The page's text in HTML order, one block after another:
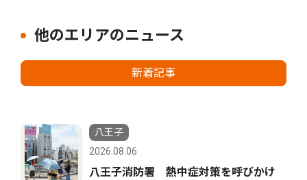
他のエリアのニュース
新着記事
八王子
2026.08.06
八王子消防署 熱中症対策を呼びかけ